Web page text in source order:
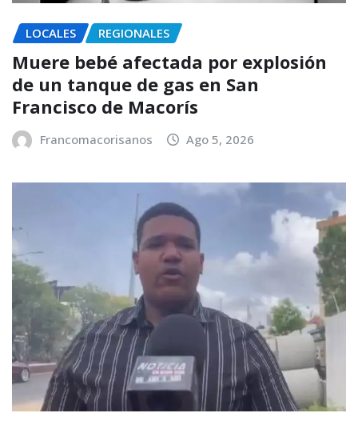
LOCALES REGIONALES
Muere bebé afectada por explosión
de un tanque de gas en San
Francisco de Macorís
Francomacorisanos Ago 5, 2026